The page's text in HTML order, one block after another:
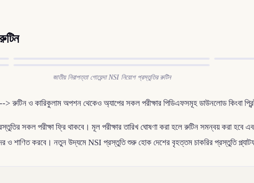
জাতীয় নিরাপত্তা গোয়েন্দা NSI নিয়োগ প্রস্তুতির রুটিন
ও কারিকুলাম অপশন থেকেও অ্যাপের সকল পরীক্ষার পিডিএফসমূহ ডাউনলোড কিংবা
সকল পরীক্ষা ফ্রি থাকবে। মূল পরীক্ষার তারিখ ঘোষণা করা হলে রুটিন সমন্বয় করা হবে
শাণিত করবে। নতুন উদ্যমে NSI প্রস্তুতি শুরু হোক দেশের বৃহত্তম চাকরির প্রস্তুতি